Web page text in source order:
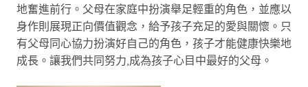
地奮進前行。父母在家庭中扮演舉足輕重的角色，並應以
身作則展現正向價值觀念，給予孩子充足的愛與關懷。只
有父母同心協力扮演好自己的角色，孩子才能健康快樂地
成長。讓我們共同努力,成為孩子心目中最好的父母。